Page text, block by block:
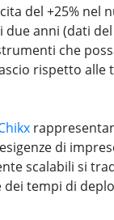
del +25% nel
anni (dati
che
rispetto alle
di
scalabili si
tempi di